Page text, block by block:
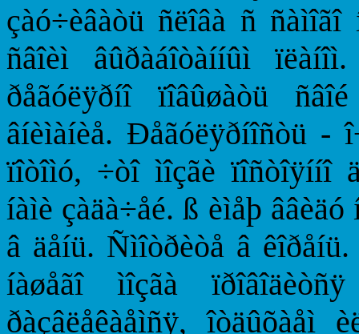
çàó÷èâàòü ñëîâà ñ ñàìîãî
ñâîèì âûðàáîòàííûì
ðåãóëÿðíî ïîâûøàòü
âíèìàíèå. Ðåãóëÿðíîñòü -
ïîòîìó, ÷òî ìîçãè ïîñòîÿííî
íàìè çàäà÷åé. ß èìåþ
â äåíü. Ñìîòðèòå â
íàøåãî ìîçãà
ðàçâëåêàåìñÿ, îòäûõàåì